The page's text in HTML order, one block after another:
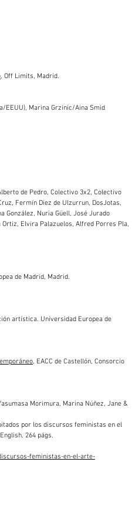
, Off Limits, Madrid.
EEUU), Marina Grzinic/Aina Smid
de Pedro, Colectivo 3x2, Colectivo
Fermín Diez de Ulzurrun, DosJotas,
González, Nuria Güell, José Jurado
Elvira Palazuelos, Alfred Porres Pla,
de Madrid, Madrid.
artística. Universidad Europea de
, EACC de Castellón, Consorcio
Morimura, Marina Núñez, Jane &
por los discursos feministas en el
264 págs.
feministas-en-el-arte-